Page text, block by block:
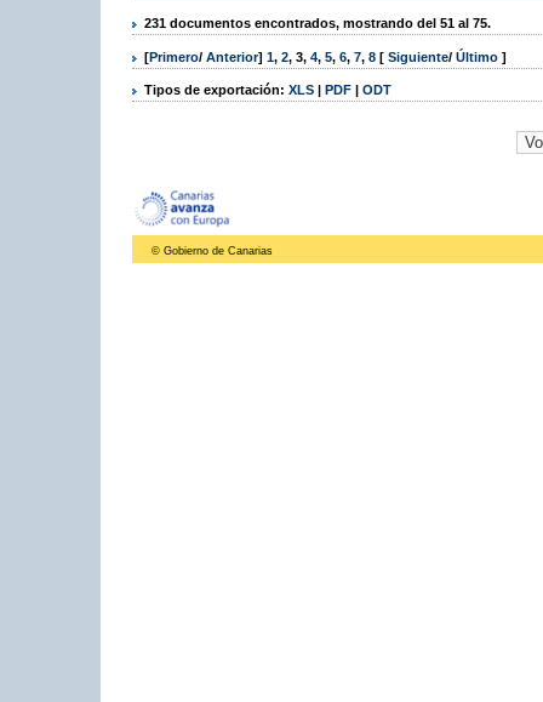
231 documentos encontrados, mostrando del 51 al 75.
[Primero/ Anterior] 1, 2, 3, 4, 5, 6, 7, 8 [ Siguiente/ Último ]
Tipos de exportación: XLS | PDF | ODT
© Gobierno de Canarias